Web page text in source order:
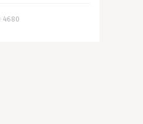
4680